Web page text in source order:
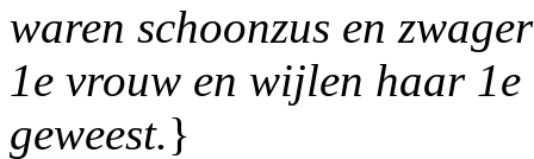
waren schoonzus en
1e vrouw en wijlen haar
geweest.}